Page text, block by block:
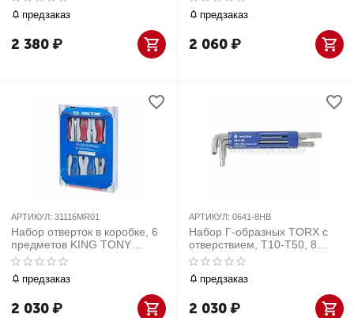
предзаказ
2 380₽
предзаказ
2 060₽
АРТИКУЛ: 31116MR01
Набор отверток в коробке, 6
предметов KING TONY
31116MR01
предзаказ
2 030₽
АРТИКУЛ: 0641-8HB
Набор Г-образных TORX с
отверствием, Т10-Т50, 8
предметов МАСТАК 0641-
8HB
предзаказ
2 030₽